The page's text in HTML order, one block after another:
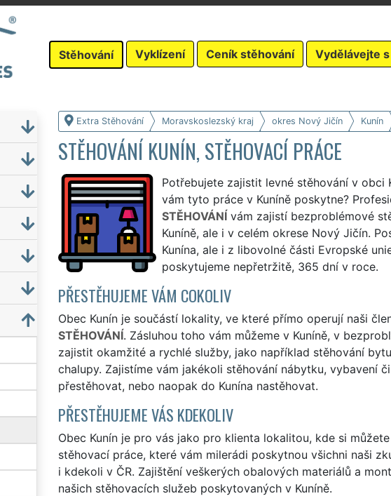
Stěhování Vyklízení Ceník stěhování Vydělávejte
Extra Stěhování Moravskoslezský kraj okres Nový Jičín Kunín
STĚHOVÁNÍ KUNÍN, STĚHOVACÍ PRÁCE
Potřebujete zajistit levné stěhování v obci
vám tyto práce v Kuníně poskytne?
STĚHOVÁNÍvám zajistí bezproblémové
Kuníně, ale i v celém okrese Nový Jičín.
Kunína, ale i z libovolné části Evropské
poskytujeme nepřetržitě, 365 dní v roce.
PŘESTĚHUJEME VÁM COKOLIV
Obec Kunín je součástí lokality, ve které přímo operují naši
STĚHOVÁNÍ. Zásluhou toho vám můžeme v Kuníně, v
zajistit okamžité a rychlé služby, jako například stěhování
chalupy. Zajistíme vám jakékoli stěhování nábytku, vybavení
přestěhovat, nebo naopak do Kunína nastěhovat.
PŘESTĚHUJEME VÁS KDEKOLIV
Obec Kunín je pro vás jako pro klienta lokalitou, kde si
stěhovací práce, které vám milerádi poskytnou všichni naši
i kdekoli v ČR. Zajištění veškerých obalových materiálů a
našich stěhovacích služeb poskytovaných v Kuníně.